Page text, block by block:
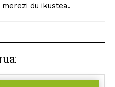
du ikustea.